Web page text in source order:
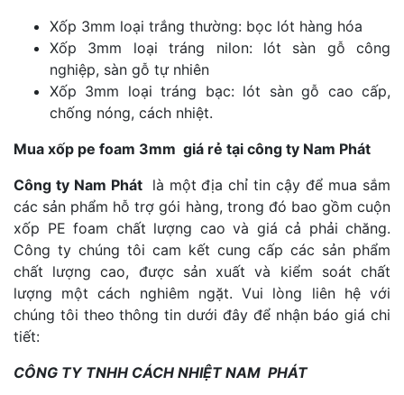
Xốp 3mm loại trắng thường: bọc lót hàng hóa
Xốp 3mm loại tráng nilon: lót sàn gỗ công
nghiệp, sàn gỗ tự nhiên
Xốp 3mm loại tráng bạc: lót sàn gỗ cao cấp,
chống nóng, cách nhiệt.
Mua xốp pe foam 3mm giá rẻ tại công ty Nam Phát
Công ty Nam Phát là một địa chỉ tin cậy để mua sắm
các sản phẩm hỗ trợ gói hàng, trong đó bao gồm cuộn
xốp PE foam chất lượng cao và giá cả phải chăng.
Công ty chúng tôi cam kết cung cấp các sản phẩm
chất lượng cao, được sản xuất và kiểm soát chất
lượng một cách nghiêm ngặt. Vui lòng liên hệ với
chúng tôi theo thông tin dưới đây để nhận báo giá chi
tiết:
CÔNG TY TNHH CÁCH NHIỆT NAM PHÁT